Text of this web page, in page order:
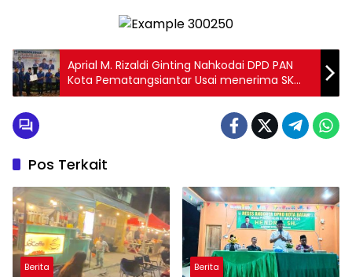
Aprial M. Rizaldi Ginting Nahkodai DPD PAN
Kota Pematangsiantar Usai menerima SK
serempak dalam Kegiatan Konsolidasi dan
Silaturahmi DPW PAN Sumatera utara.
Pos Terkait
Berita Berita